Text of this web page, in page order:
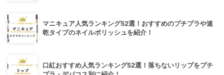
マニキュア人気ランキング52選！おすすめのプチプラや速
乾タイプのネイルポリッシュを紹介！
口紅おすすめ人気ランキング52選！落ちないリップをプチ